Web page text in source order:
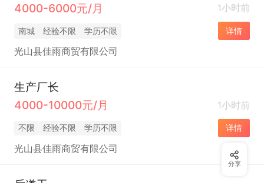
4000-6000元/月
1小时前
南城 经验不限 学历不限 详情
光山县佳雨商贸有限公司
生产厂长
4000-10000元/月
1小时前
不限 经验不限 学历不限 详情
光山县佳雨商贸有限公司
分享